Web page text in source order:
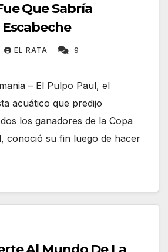
Que Sabría
EL RATA 9
– El Pulpo Paul, el
acuático que predijo
los ganadores de la Copa
conoció su fin luego de hacer